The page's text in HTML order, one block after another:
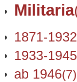
Militaria
1871-1932
1933-1945
ab 1946(7)